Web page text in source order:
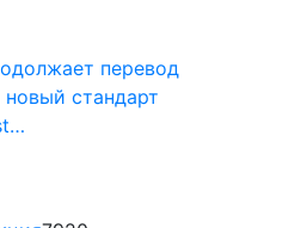
перевод
стандарт